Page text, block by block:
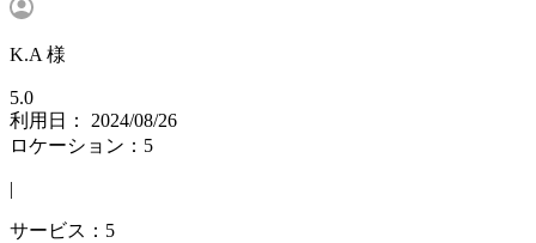
K.A 様
5.0
利用日： 2024/08/26
ロケーション：5
|
サービス：5